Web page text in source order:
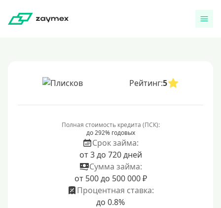
Рейтинг:5
Полная стоимость кредита (ПСК):
до 292% годовых
Срок займа:
от 3 до 720 дней
Сумма займа:
от 500 до 500 000 ₽
Процентная ставка:
до 0.8%